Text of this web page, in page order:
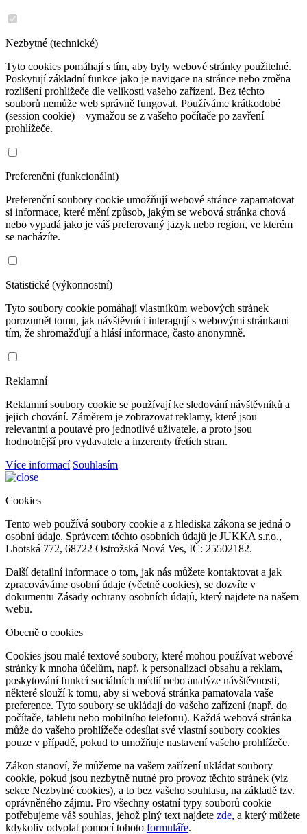
Nezbytné (technické)
Tyto cookies pomáhají s tím, aby byly webové stránky použitelné.
Poskytují základní funkce jako je navigace na stránce nebo změna
rozlišení prohlížeče dle velikosti vašeho zařízení. Bez těchto
souborů nemůže web správně fungovat. Používáme krátkodobé
(session cookie) – vymažou se z vašeho počítače po zavření
prohlížeče.
Preferenční (funkcionální)
Preferenční soubory cookie umožňují webové stránce zapamatovat
si informace, které mění způsob, jakým se webová stránka chová
nebo vypadá jako je váš preferovaný jazyk nebo region, ve kterém
se nacházíte.
Statistické (výkonnostní)
Tyto soubory cookie pomáhají vlastníkům webových stránek
porozumět tomu, jak návštěvníci interagují s webovými stránkami
tím, že shromažďují a hlásí informace, často anonymně.
Reklamní
Reklamní soubory cookie se používají ke sledování návštěvníků a
jejich chování. Záměrem je zobrazovat reklamy, které jsou
relevantní a poutavé pro jednotlivé uživatele, a proto jsou
hodnotnější pro vydavatele a inzerenty třetích stran.
Více informací Souhlasím
Cookies
Tento web používá soubory cookie a z hlediska zákona se jedná o
osobní údaje. Správcem těchto osobních údajů je JUKKA s.r.o.,
Lhotská 772, 68722 Ostrožská Nová Ves, IČ: 25502182.
Další detailní informace o tom, jak nás můžete kontaktovat a jak
zpracováváme osobní údaje (včetně cookies), se dozvíte v
dokumentu Zásady ochrany osobních údajů, který najdete na našem
webu.
Obecně o cookies
Cookies jsou malé textové soubory, které mohou používat webové
stránky k mnoha účelům, např. k personalizaci obsahu a reklam,
poskytování funkcí sociálních médií nebo analýze návštěvnosti,
některé slouží k tomu, aby si webová stránka pamatovala vaše
preference. Tyto soubory se ukládají do vašeho zařízení (např. do
počítače, tabletu nebo mobilního telefonu). Každá webová stránka
může do vašeho prohlížeče odesílat své vlastní soubory cookies
pouze v případě, pokud to umožňuje nastavení vašeho prohlížeče.
Zákon stanoví, že můžeme na vašem zařízení ukládat soubory
cookie, pokud jsou nezbytně nutné pro provoz těchto stránek (viz
sekce Nezbytné cookies), a to bez vašeho souhlasu, na základě tzv.
oprávněného zájmu. Pro všechny ostatní typy souborů cookie
potřebujeme váš souhlas, jehož plný text najdete zde, a který můžete
kdykoliv odvolat pomocí tohoto formuláře.